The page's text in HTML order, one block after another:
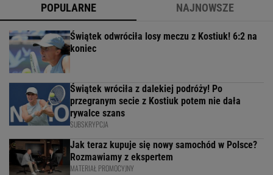
POPULARNE NAJNOWSZE
Świątek odwróciła losy meczu z Kostiuk! 6:2 na
koniec
Świątek wróciła z dalekiej podróży! Po
przegranym secie z Kostiuk potem nie dała
rywalce szans
SUBSKRYPCJA
Jak teraz kupuje się nowy samochód w Polsce?
Rozmawiamy z ekspertem
MATERIAŁ PROMOCYJNY